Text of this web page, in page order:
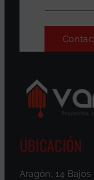
UBICACIÓN
Aragón, 14 Bajos